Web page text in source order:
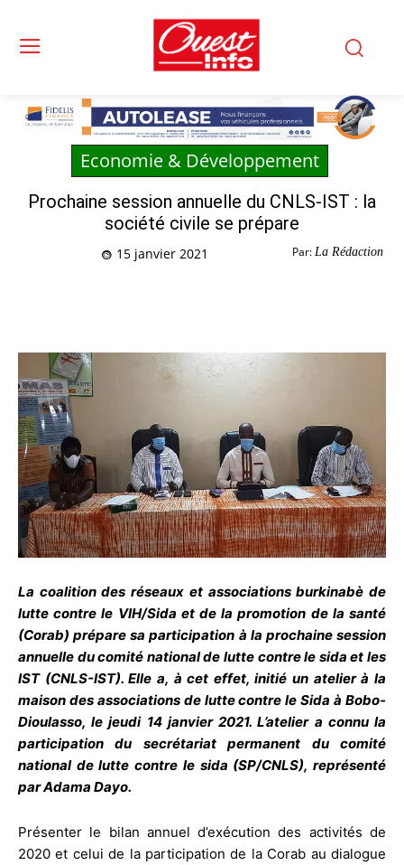
Economie & Développement
Prochaine session annuelle du CNLS-IST : la
société civile se prépare
Par: La Rédaction
15 janvier 2021
La coalition des réseaux et associations burkinabè de
lutte contre le VIH/Sida et de la promotion de la santé
(Corab) prépare sa participation à la prochaine session
annuelle du comité national de lutte contre le sida et les
IST (CNLS-IST). Elle a, à cet effet, initié un atelier à la
maison des associations de lutte contre le Sida à Bobo-
Dioulasso, le jeudi 14 janvier 2021. L’atelier a connu la
participation du secrétariat permanent du comité
national de lutte contre le sida (SP/CNLS), représenté
par Adama Dayo.
Présenter le bilan annuel d’exécution des activités de
2020 et celui de la participation de la Corab au dialogue